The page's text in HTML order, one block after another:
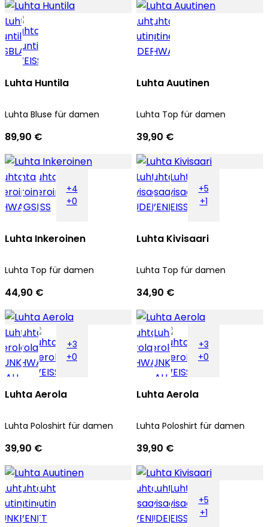
Luhta Huntila
Luhta Bluse für damen
89,90 €
Luhta Auutinen
Luhta Top für damen
39,90 €
+4
+0
Luhta Inkeroinen
Luhta Top für damen
44,90 €
+5
+1
Luhta Kivisaari
Luhta Top für damen
34,90 €
+3
+0
Luhta Aerola
Luhta Poloshirt für damen
39,90 €
+3
+0
Luhta Aerola
Luhta Poloshirt für damen
39,90 €
+5
+1